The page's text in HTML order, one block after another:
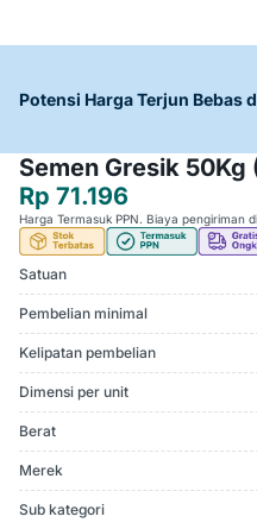
Potensi Harga Terjun Bebas
Semen Gresik
Rp 71.196
Harga Termasuk PPN. Biaya pengiriman
Satuan
Pembelian minimal
Kelipatan pembelian
Dimensi per unit
Berat
Merek
Sub kategori